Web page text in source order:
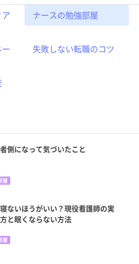
ナースの勉強部屋
失敗しない転職のコツ
側になって気づいたこと
屋
ないほうがいい？現役看護師の実
と眠くならない方法
屋